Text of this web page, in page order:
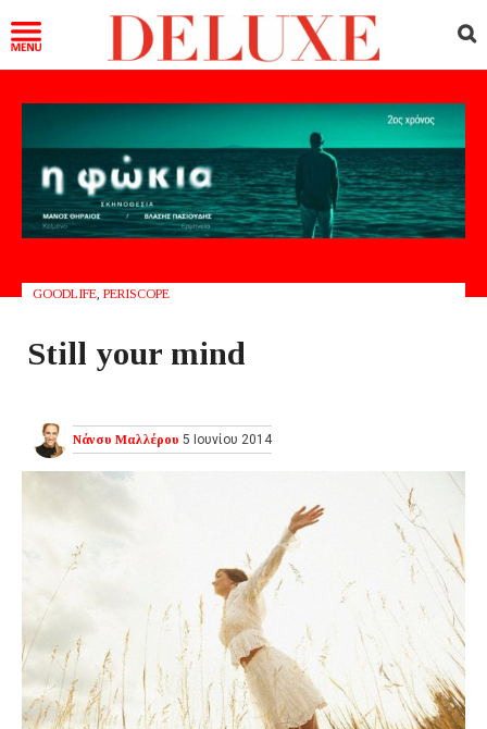
GOODLIFE PERISCOPE
Still your mind
Νάνσυ Μαλλέρου 5 Ιουνίου 2014